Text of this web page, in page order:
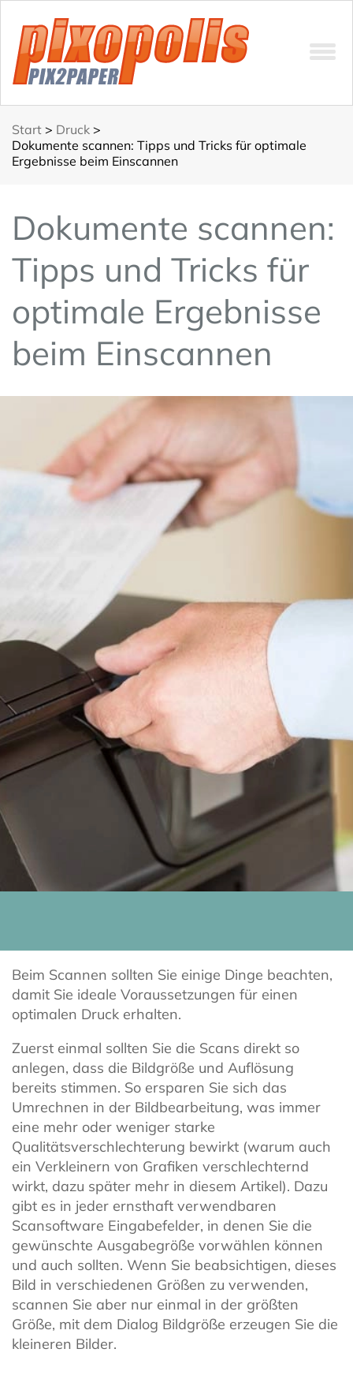
Start > Druck >
Dokumente scannen: Tipps und Tricks für optimale
Ergebnisse beim Einscannen
Dokumente scannen:
Tipps und Tricks für
optimale Ergebnisse
beim Einscannen
Beim Scannen sollten Sie einige Dinge beachten,
damit Sie ideale Voraussetzungen für einen
optimalen Druck erhalten.
Zuerst einmal sollten Sie die Scans direkt so
anlegen, dass die Bildgröße und Auflösung
bereits stimmen. So ersparen Sie sich das
Umrechnen in der Bildbearbeitung, was immer
eine mehr oder weniger starke
Qualitätsverschlechterung bewirkt (warum auch
ein Verkleinern von Grafiken verschlechternd
wirkt, dazu später mehr in diesem Artikel). Dazu
gibt es in jeder ernsthaft verwendbaren
Scansoftware Eingabefelder, in denen Sie die
gewünschte Ausgabegröße vorwählen können
und auch sollten. Wenn Sie beabsichtigen, dieses
Bild in verschiedenen Größen zu verwenden,
scannen Sie aber nur einmal in der größten
Größe, mit dem Dialog Bildgröße erzeugen Sie die
kleineren Bilder.